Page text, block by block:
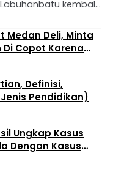
kembali
jenis sabu di
MTS alias
operasi yang
Kecamatan Aek
Selasa (4/8/2026)
dilakukan oleh Tim
Medan Deli, Minta
Copot Karena
Definisi,
Pendidikan)
Ungkap Kasus
Dengan Kasus